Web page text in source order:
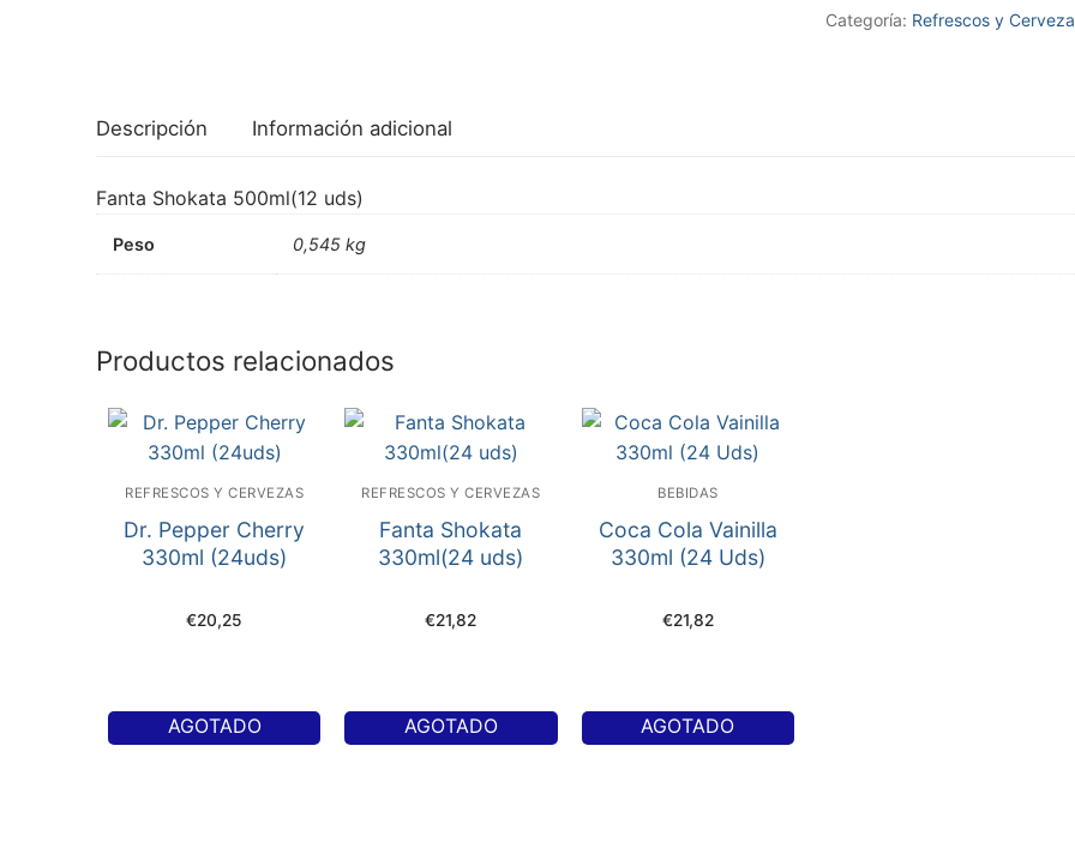
Categoría: Refrescos y
Descripción Información adicional
Fanta Shokata 500ml(12 uds)
Peso 0,545 kg
Productos relacionados
REFRESCOS Y CERVEZAS
Dr. Pepper Cherry
330ml (24uds)
€20,25
AGOTADO
REFRESCOS Y CERVEZAS
Fanta Shokata
330ml(24 uds)
€21,82
AGOTADO
BEBIDAS
Coca Cola Vainilla
330ml (24 Uds)
€21,82
AGOTADO